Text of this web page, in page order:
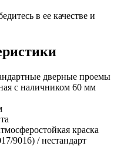
в ее качестве и
дверные проемы
с наличником 60 мм
краска
9016) / нестандарт